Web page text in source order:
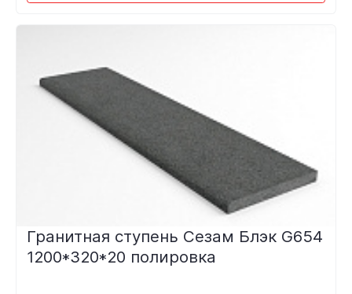
Гранитная ступень Сезам Блэк G654
1200*320*20 полировка